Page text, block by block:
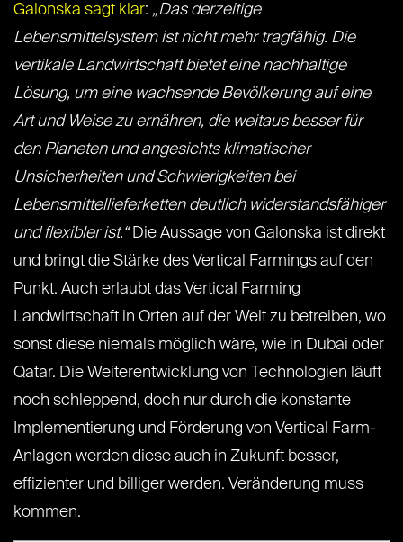
Galonska sagt klar: „Das derzeitige
Lebensmittelsystem ist nicht mehr tragfähig. Die
vertikale Landwirtschaft bietet eine nachhaltige
Lösung, um eine wachsende Bevölkerung auf eine
Art und Weise zu ernähren, die weitaus besser für
den Planeten und angesichts klimatischer
Unsicherheiten und Schwierigkeiten bei
Lebensmittellieferketten deutlich widerstandsfähiger
und flexibler ist.“Die Aussage von Galonska ist direkt
und bringt die Stärke des Vertical Farmings auf den
Punkt. Auch erlaubt das Vertical Farming
Landwirtschaft in Orten auf der Welt zu betreiben, wo
sonst diese niemals möglich wäre, wie in Dubai oder
Qatar. Die Weiterentwicklung von Technologien läuft
noch schleppend, doch nur durch die konstante
Implementierung und Förderung von Vertical Farm-
Anlagen werden diese auch in Zukunft besser,
effizienter und billiger werden. Veränderung muss
kommen.